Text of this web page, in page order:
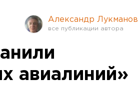
Александр Лукманов
авиалиний»